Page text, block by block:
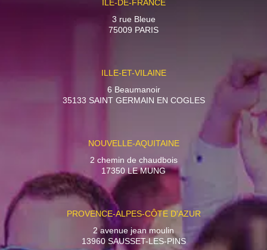
ÎLE-DE-FRANCE
3 rue Bleue
75009 PARIS
ILLE-ET-VILAINE
6 Beaumanoir
35133 SAINT GERMAIN EN COGLES
NOUVELLE-AQUITAINE
2 chemin de chaudbois
17350 LE MUNG
PROVENCE-ALPES-CÔTE D'AZUR
2 avenue jean moulin
13960 SAUSSET-LES-PINS